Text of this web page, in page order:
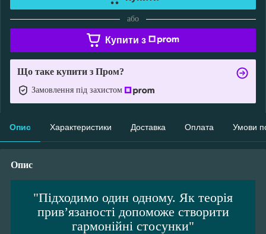
або
Купити з
Що таке купити з Пром?
Замовлення під захистом
Опис Характеристики Доставка Оплата Умови
Опис
"Підходимо один одному. Як теорія
прив’язаності допоможе створити
гармонійні стосунки"